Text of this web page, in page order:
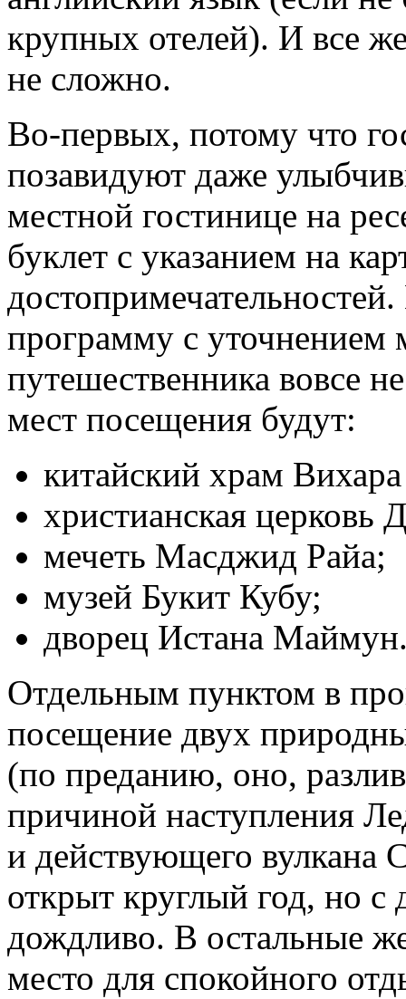
крупных отелей). И все
не сложно.
Во-первых, потому что
позавидуют даже
местной гостинице на
буклет с указанием на
программу с уточнением
путешественника вовсе
мест посещения будут:
китайский храм
христианская
мечеть Масджид Райа;
музей Букит Кубу;
дворец Истана
Отдельным пунктом в
посещение двух
(по преданию, оно,
причиной наступления
и действующего вулкана
открыт круглый год, но с
дождливо. В остальные
место для спокойного